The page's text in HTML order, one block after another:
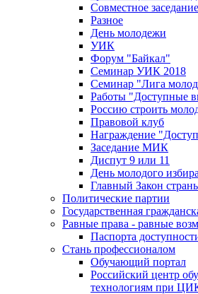
Совместное
Разное
День молодежи
УИК
Форум "Байкал"
Семинар УИК 2018
Семинар "Лига
Работы "Доступные
Россию строить
Правовой клуб
Награждение
Заседание МИК
Диспут 9 или 11
День молодого
Главный Закон
Политические партии
Государственная
Равные права - равные
Паспорта
Стань профессионалом
Обучающий портал
Российский центр
технологиям при